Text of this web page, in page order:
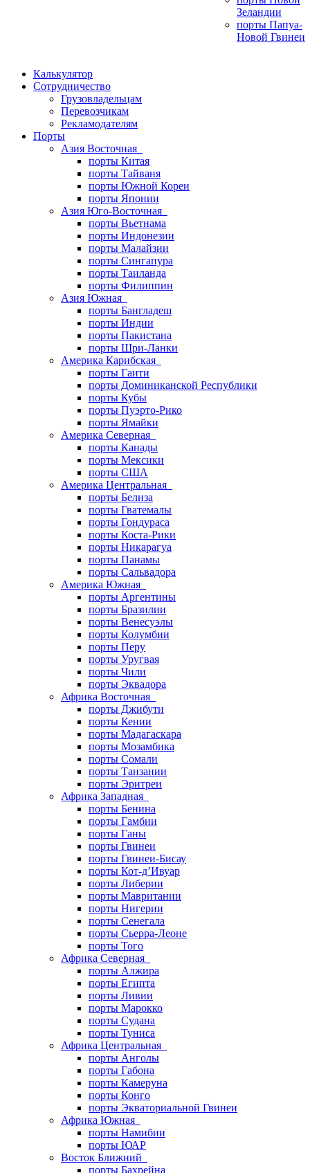
Зеландии
порты Папуа-
Новой Гвинеи
Калькулятор
Сотрудничество
Грузовладельцам
Перевозчикам
Рекламодателям
Порты
Азия Восточная
порты Китая
порты Тайваня
порты Южной Кореи
порты Японии
Азия Юго-Восточная
порты Вьетнама
порты Индонезии
порты Малайзии
порты Сингапура
порты Таиланда
порты Филиппин
Азия Южная
порты Бангладеш
порты Индии
порты Пакистана
порты Шри-Ланки
Америка Карибская
порты Гаити
порты Доминиканской Республики
порты Кубы
порты Пуэрто-Рико
порты Ямайки
Америка Северная
порты Канады
порты Мексики
порты США
Америка Центральная
порты Белиза
порты Гватемалы
порты Гондураса
порты Коста-Рики
порты Никарагуа
порты Панамы
порты Сальвадора
Америка Южная
порты Аргентины
порты Бразилии
порты Венесуэлы
порты Колумбии
порты Перу
порты Уругвая
порты Чили
порты Эквадора
Африка Восточная
порты Джибути
порты Кении
порты Мадагаскара
порты Мозамбика
порты Сомали
порты Танзании
порты Эритреи
Африка Западная
порты Бенина
порты Гамбии
порты Ганы
порты Гвинеи
порты Гвинеи-Бисау
порты Кот-д’Ивуар
порты Либерии
порты Мавритании
порты Нигерии
порты Сенегала
порты Сьерра-Леоне
порты Того
Африка Северная
порты Алжира
порты Египта
порты Ливии
порты Марокко
порты Судана
порты Туниса
Африка Центральная
порты Анголы
порты Габона
порты Камеруна
порты Конго
порты Экваториальной Гвинеи
Африка Южная
порты Намибии
порты ЮАР
Восток Ближний
порты Бахрейна